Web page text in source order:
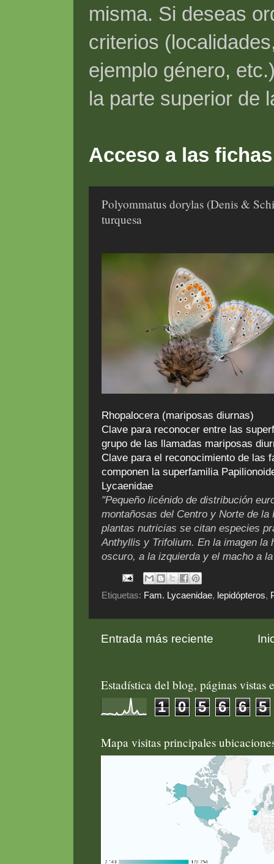
misma. Si deseas
criterios
ejemplo género,
la parte superior de
Acceso a las
Polyommatus dorylas (Denis &
turquesa
Rhopalocera (mariposas diurnas)
Clave para reconocer entre las
grupo de las llamadas mariposas
Clave para el reconocimiento de las
componen la superfamilia
Lycaenidae
"Pequeño licénido de distribución
montañosas del Centro y Norte de
plantas nutricias se citan especies
Anthyllis y Trifolium. En la imagen la
oscuro, a la izquierda y el macho a
Etiquetas: Fam. Lycaenidae, lepidópteros,
Entrada más reciente
Estadística del blog, páginas vistas
1 0 5 6 6 5
Mapa visitas principales